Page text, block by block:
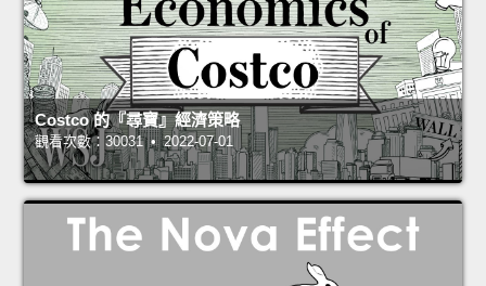
Costco 的『尋寶』經濟策略
觀看次數：30031 • 2022-07-01